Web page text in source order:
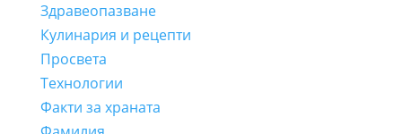
Здравеопазване
Кулинария и рецепти
Просвета
Технологии
Факти за храната